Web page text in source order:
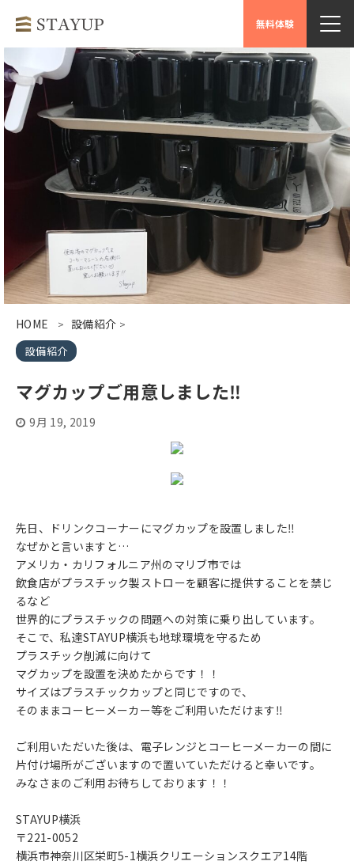
無料体験
HOME > 設備紹介 >
設備紹介
マグカップご用意しました‼
9月 19, 2019
先日、ドリンクコーナーにマグカップを設置しました‼
なぜかと言いますと…
アメリカ・カリフォルニア州のマリブ市では
飲食店がプラスチック製ストローを顧客に提供することを禁じ
るなど
世界的にプラスチックの問題への対策に乗り出しています。
そこで、私達STAYUP横浜も地球環境を守るため
プラスチック削減に向けて
マグカップを設置を決めたからです！！
サイズはプラスチックカップと同じですので、
そのままコーヒーメーカー等をご利用いただけます‼
ご利用いただいた後は、電子レンジとコーヒーメーカーの間に
片付け場所がございますので置いていただけると幸いです。
みなさまのご利用お待ちしております！！
STAYUP横浜
〒221-0052
横浜市神奈川区栄町5-1横浜クリエーションスクエア14階